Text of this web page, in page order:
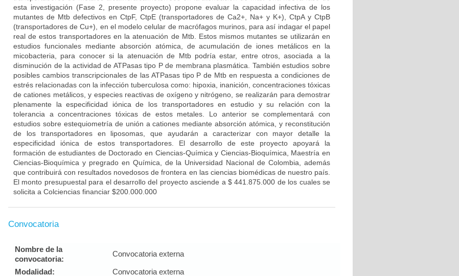
esta investigación (Fase 2, presente proyecto) propone evaluar la capacidad infectiva de los
mutantes de Mtb defectivos en CtpF, CtpE (transportadores de Ca2+, Na+ y K+), CtpA y CtpB
(transportadores de Cu+), en el modelo celular de macrófagos murinos, para así indagar el papel
real de estos transportadores en la atenuación de Mtb. Estos mismos mutantes se utilizarán en
estudios funcionales mediante absorción atómica, de acumulación de iones metálicos en la
micobacteria, para conocer si la atenuación de Mtb podría estar, entre otros, asociada a la
disminución de la actividad de ATPasas tipo P de membrana plasmática. También estudios sobre
posibles cambios transcripcionales de las ATPasas tipo P de Mtb en respuesta a condiciones de
estrés relacionadas con la infección tuberculosa como: hipoxia, inanición, concentraciones tóxicas
de cationes metálicos, y especies reactivas de oxígeno y nitrógeno, se realizarán para demostrar
plenamente la especificidad iónica de los transportadores en estudio y su relación con la
tolerancia a concentraciones tóxicas de estos metales. Lo anterior se complementará con
estudios sobre estequiometría de unión a cationes mediante absorción atómica, y reconstitución
de los transportadores en liposomas, que ayudarán a caracterizar con mayor detalle la
especificidad iónica de estos transportadores. El desarrollo de este proyecto apoyará la
formación de estudiantes de Doctorado en Ciencias-Química y Ciencias-Bioquímica, Maestría en
Ciencias-Bioquímica y pregrado en Química, de la Universidad Nacional de Colombia, además
que contribuirá con resultados novedosos de frontera en las ciencias biomédicas de nuestro país.
El monto presupuestal para el desarrollo del proyecto asciende a $ 441.875.000 de los cuales se
solicita a Colciencias financiar $200.000.000
Convocatoria
Nombre de la
convocatoria:
Convocatoria externa
Modalidad: Convocatoria externa